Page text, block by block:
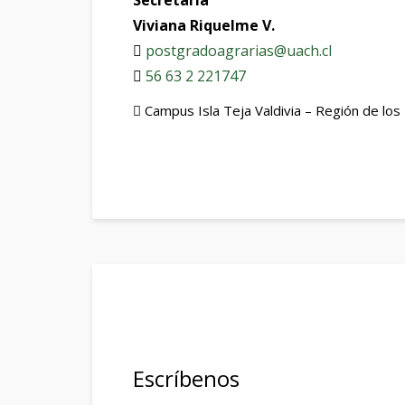
Viviana Riquelme V.
postgradoagrarias@uach.cl
56 63 2 221747
Campus Isla Teja Valdivia – Región de los
Escríbenos